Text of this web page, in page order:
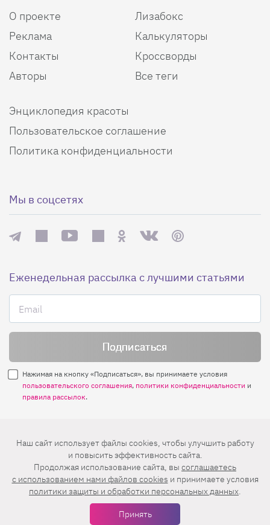
О проекте
Реклама
Контакты
Авторы
Лизабокс
Калькуляторы
Кроссворды
Все теги
Энциклопедия красоты
Пользовательское соглашение
Политика конфиденциальности
Мы в соцсетях
Еженедельная рассылка с лучшими статьями
Нажимая на кнопку «Подписаться», вы принимаете условия
пользовательского соглашения, политики конфиденциальности и
правила рассылок.
Нашли ошибку? Выделите ее и нажмите
© 2026 АО «БКМ», ОГРН 1027739494584, ИНН 7705056238
127018, Москва, ул. Полковая, д. 3, стр. 4, помещение I, комн. 23
16+
Дизайн сайта —Студия Евгения и Ольги Апрель
Иконки в меню —
Наш сайт использует файлы cookies, чтобы улучшить работу
и повысить эффективность сайта.
Продолжая использование сайта, вы соглашаетесь
c использованием нами файлов cookies и принимаете условия
политики защиты и обработки персональных данных.
Принять